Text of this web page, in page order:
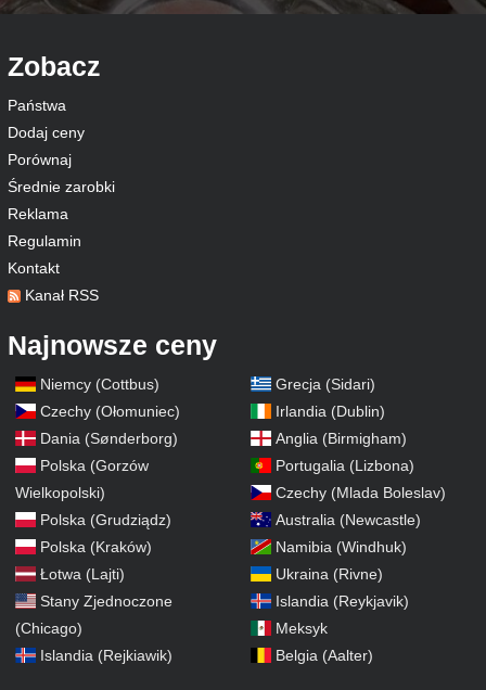
Zobacz
Państwa
Dodaj ceny
Porównaj
Średnie zarobki
Reklama
Regulamin
Kontakt
Kanał RSS
Najnowsze ceny
Niemcy (Cottbus)
Czechy (Ołomuniec)
Dania (Sønderborg)
Polska (Gorzów
Wielkopolski)
Polska (Grudziądz)
Polska (Kraków)
Łotwa (Lajti)
Stany Zjednoczone
(Chicago)
Islandia (Rejkiawik)
Grecja (Sidari)
Irlandia (Dublin)
Anglia (Birmigham)
Portugalia (Lizbona)
Czechy (Mlada Boleslav)
Australia (Newcastle)
Namibia (Windhuk)
Ukraina (Rivne)
Islandia (Reykjavik)
Meksyk
Belgia (Aalter)